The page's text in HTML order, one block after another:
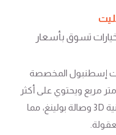
تسوق بأسعار
إسطنبول المخصصة
للتخفيضات، فهو على مساحة 235,000 متر مربع ويحتوي على أكثر
من 175 محلّاً. يضم المول دور سينما بتقنية 3D وصالة بولينغ، مما